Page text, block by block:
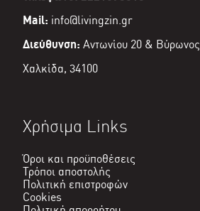
Mail: info@livingzin.gr
Διεύθυνση: Αντωνίου 20 & Βύρωνος
Χαλκίδα, 34100
Χρήσιμα Links
Όροι και προϋποθέσεις
Τρόποι αποστολής
Πολιτική επιστροφών
Cookies